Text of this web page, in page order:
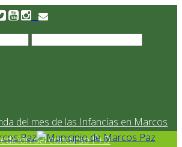
del mes de las Infancias en Marcos
del concurso I²+D